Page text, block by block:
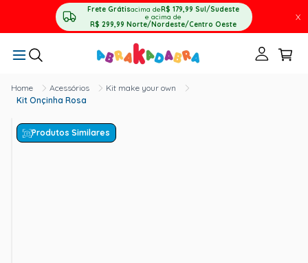
Frete Grátisacima deR$ 179,99 Sul/Sudeste
e acima de
R$ 299,99 Norte/Nordeste/Centro Oeste
X
Acessórios
Kit make your own
Kit Onçinha Rosa
Produtos Similares